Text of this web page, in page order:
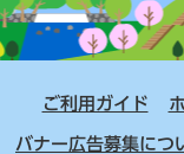
ご利用ガイド
バナー広告募集につ